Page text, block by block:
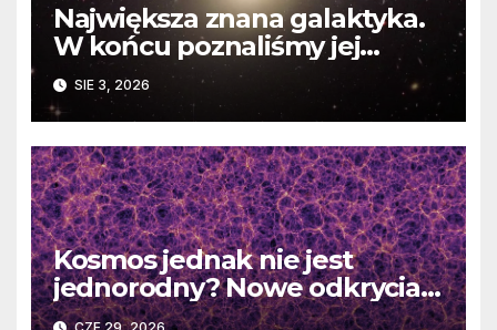
Największa znana galaktyka.
W końcu poznaliśmy jej
faktyczne wymiary
SIE 3, 2026
Kosmos jednak nie jest
jednorodny? Nowe odkrycia
DESI burzą fundamentalne